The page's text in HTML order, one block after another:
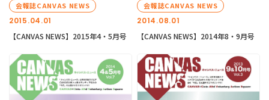
2015.04.01
会報誌CANVAS NEWS
【CANVAS NEWS】2015年4・5月号
2014.08.01
会報誌CANVAS NEWS
【CANVAS NEWS】2014年8・9月号